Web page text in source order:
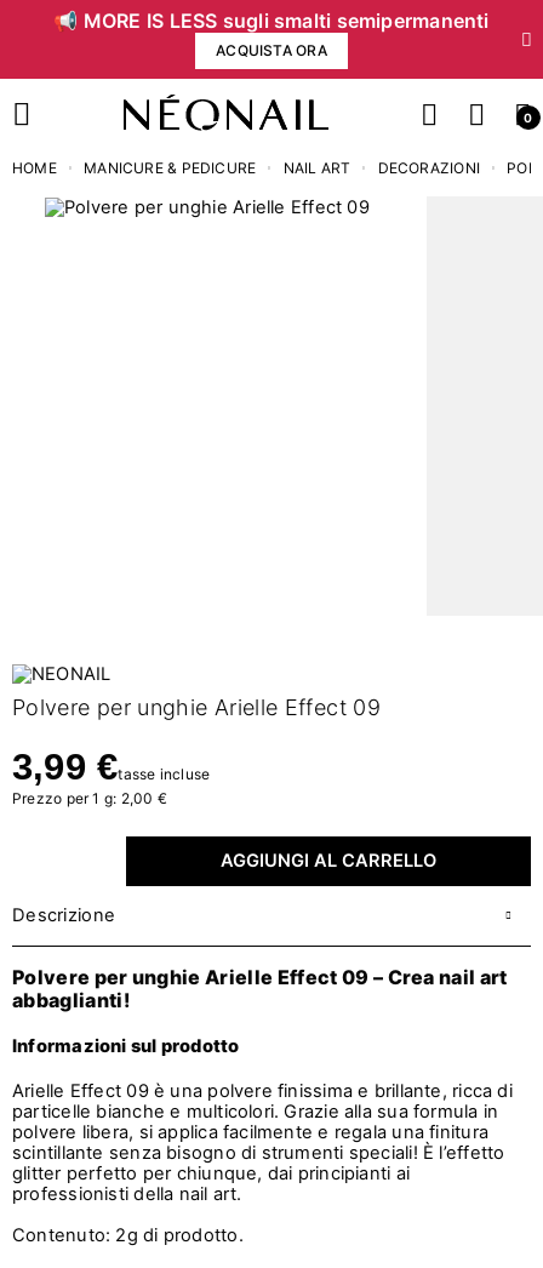
📢 MORE IS LESS sugli smalti semipermanenti
ACQUISTA ORA
0
HOME MANICURE & PEDICURE NAIL ART DECORAZIONI
Polvere per unghie Arielle Effect 09
3,99 €tasse incluse
Prezzo per 1 g: 2,00 €
AGGIUNGI AL CARRELLO
Descrizione
Polvere per unghie Arielle Effect 09 – Crea nail art
abbaglianti!
Informazioni sul prodotto
Arielle Effect 09 è una polvere finissima e brillante, ricca di
particelle bianche e multicolori. Grazie alla sua formula in
polvere libera, si applica facilmente e regala una finitura
scintillante senza bisogno di strumenti speciali! È l’effetto
glitter perfetto per chiunque, dai principianti ai
professionisti della nail art.
Contenuto: 2g di prodotto.